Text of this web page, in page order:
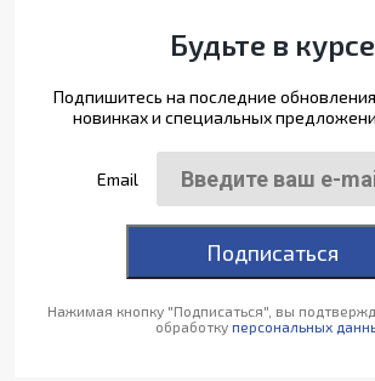
Будьте в курсе
Подпишитесь на последние
новинках и специальных
Email
Подписаться
Нажимая кнопку "Подписаться", вы
обработку персональных